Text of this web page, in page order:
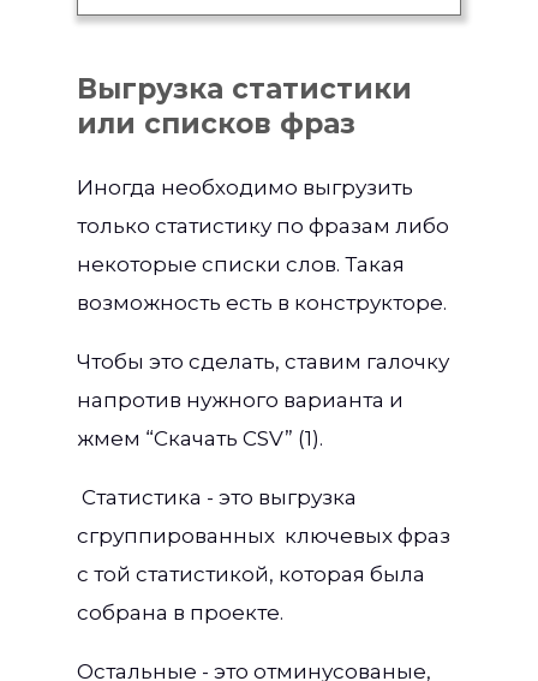
Выгрузка статистики
или списков фраз
Иногда необходимо выгрузить
только статистику по фразам либо
некоторые списки слов. Такая
возможность есть в конструкторе.
Чтобы это сделать, ставим галочку
напротив нужного варианта и
жмем “Скачать CSV” (1).
Статистика - это выгрузка
сгруппированных ключевых фраз
с той статистикой, которая была
собрана в проекте.
Остальные - это отминусованые,